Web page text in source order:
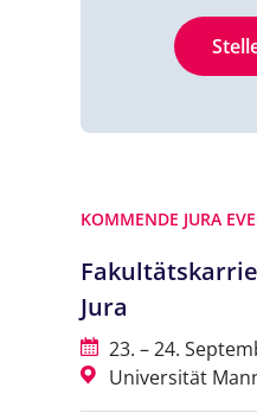
KOMMENDE JURA
Jura
23. – 24.
Universität